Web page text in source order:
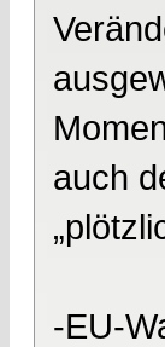
auch
-EU-